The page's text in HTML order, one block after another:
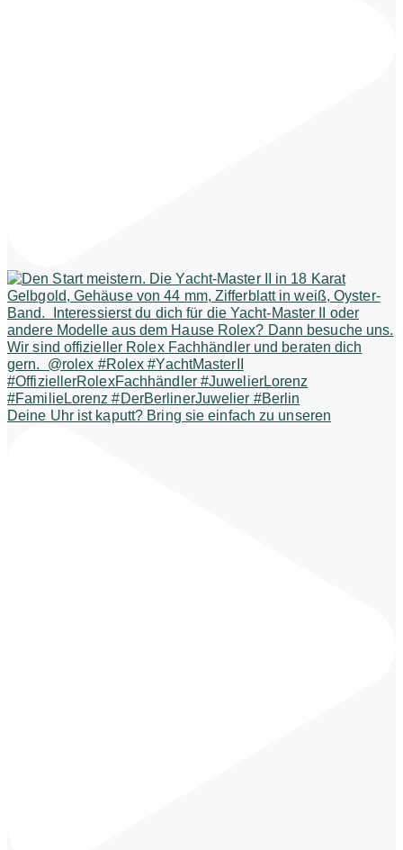
Deine Uhr ist kaputt? Bring sie einfach zu unseren